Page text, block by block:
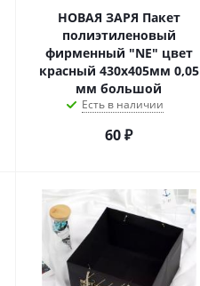
НОВАЯ ЗАРЯ Пакет
полиэтиленовый
фирменный "NE" цвет
красный 430х405мм 0,05
мм большой
Есть в наличии
60₽